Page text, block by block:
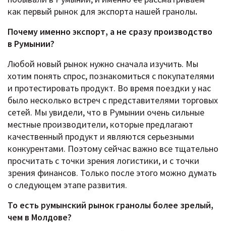
как первый рынок для экспорта нашей гранолы.
Почему именно экспорт, а не сразу производство
в Румынии?
Любой новый рынок нужно сначала изучить. Мы
хотим понять спрос, познакомиться с покупателями
и протестировать продукт. Во время поездки у нас
было несколько встреч с представителями торговых
сетей. Мы увидели, что в Румынии очень сильные
местные производители, которые предлагают
качественный продукт и являются серьезными
конкурентами. Поэтому сейчас важно все тщательно
просчитать с точки зрения логистики, и с точки
зрения финансов. Только после этого можно думать
о следующем этапе развития.
То есть румынский рынок гранолы более зрелый,
чем в Молдове?